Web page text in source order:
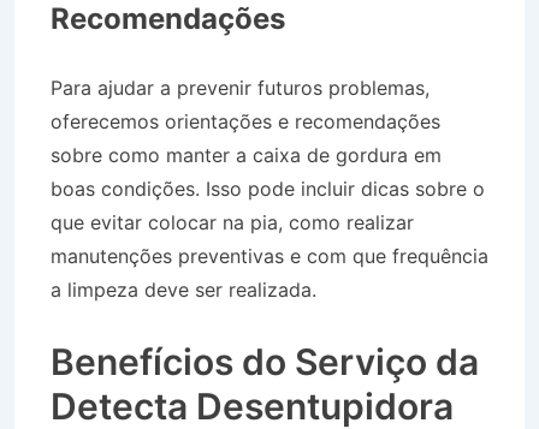
Recomendações
Para ajudar a prevenir futuros problemas,
oferecemos orientações e recomendações
sobre como manter a caixa de gordura em
boas condições. Isso pode incluir dicas sobre o
que evitar colocar na pia, como realizar
manutenções preventivas e com que frequência
a limpeza deve ser realizada.
Benefícios do Serviço da
Detecta Desentupidora